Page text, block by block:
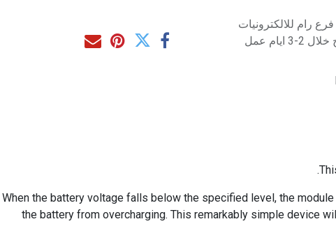
رام للالكترونيات
عمل
When the battery voltage falls below the specified level, the
the battery from overcharging. This remarkably simple device